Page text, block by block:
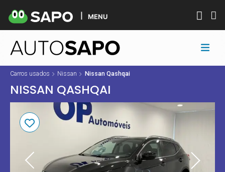
MENU
Carros usados Nissan Nissan Qashqai
NISSAN QASHQAI